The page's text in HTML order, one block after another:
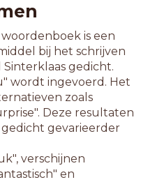
is een
bij het schrijven
gedicht.
wordt ingevoerd. Het
zoals
Deze resultaten
gevarieerder
verschijnen
en